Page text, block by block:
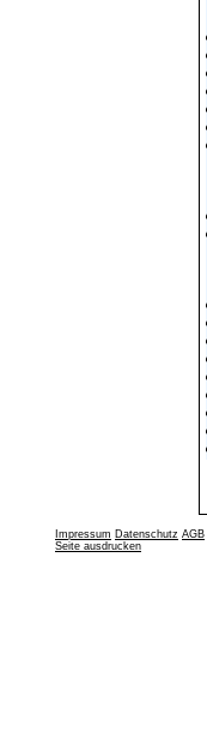
Impressum Datenschutz AGB
Seite ausdrucken